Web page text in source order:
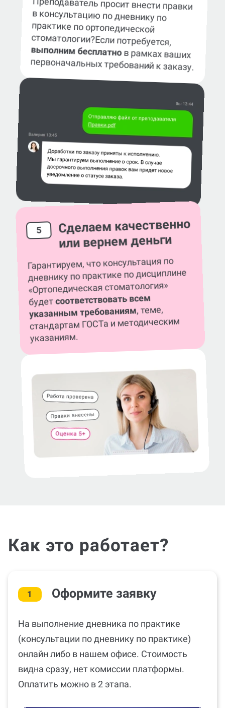
Преподаватель просит внести правки
в консультацию по дневнику по
практике по ортопедической
стоматологии?Если потребуется,
выполним бесплатнов рамках ваших
первоначальных требований к заказу.
5 Сделаем качественно
или вернем деньги
Гарантируем, что консультация по
дневнику по практике по дисциплине
«Ортопедическая стоматология»
будетсоответствовать всем
указанным требованиям, теме,
стандартам ГОСТа и методическим
указаниям.
Как это работает?
1 Оформите заявку
На выполнение дневника по практике
(консультации по дневнику по практике)
онлайн либо в нашем офисе. Стоимость
видна сразу, нет комиссии платформы.
Оплатить можно в 2 этапа.